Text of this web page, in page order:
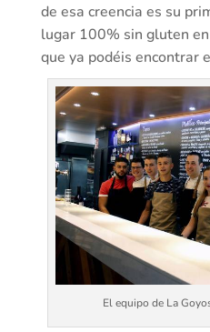
de esa creencia es su
lugar 100% sin gluten
que ya podéis encontrar
El equipo de La